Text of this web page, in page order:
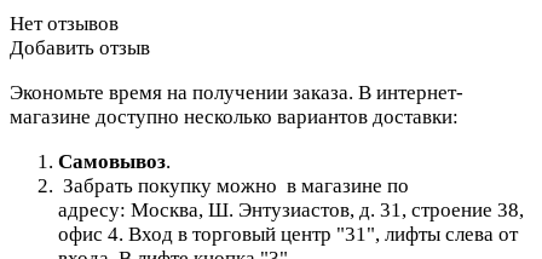
Нет отзывов
Добавить отзыв
Экономьте время на получении заказа. В интернет-
магазине доступно несколько вариантов доставки:
Самовывоз.
Забрать покупку можно в магазине по
адресу: Москва, Ш. Энтузиастов, д. 31, строение 38,
офис 4. Вход в торговый центр "31", лифты слева от